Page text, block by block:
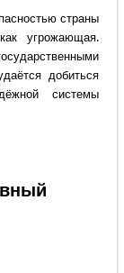
страны
угрожающая.
добиться
системы
опыты